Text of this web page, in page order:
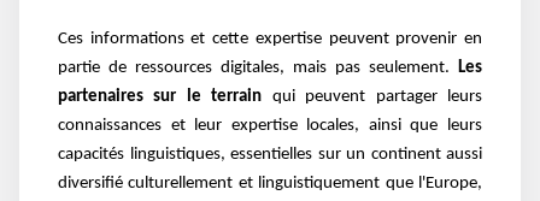
Ces informations et cette expertise peuvent provenir en
partie de ressources digitales, mais pas seulement. Les
partenaires sur le terrain qui peuvent partager leurs
connaissances et leur expertise locales, ainsi que leurs
capacités linguistiques, essentielles sur un continent aussi
diversifié culturellement et linguistiquement que l'Europe,